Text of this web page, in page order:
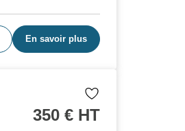
En savoir plus
350 € HT